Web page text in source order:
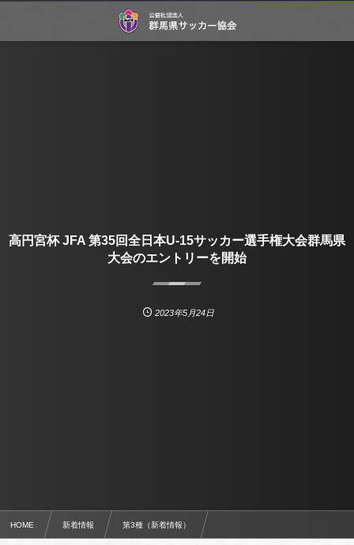
高円宮杯 JFA 第35回全日本U-15サッカー選手権大会群馬県
大会のエントリーを開始
2023年5月24日
HOME 新着情報 第3種（新着情報）